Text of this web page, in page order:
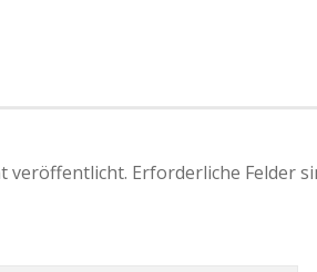
veröffentlicht. Erforderliche Felder